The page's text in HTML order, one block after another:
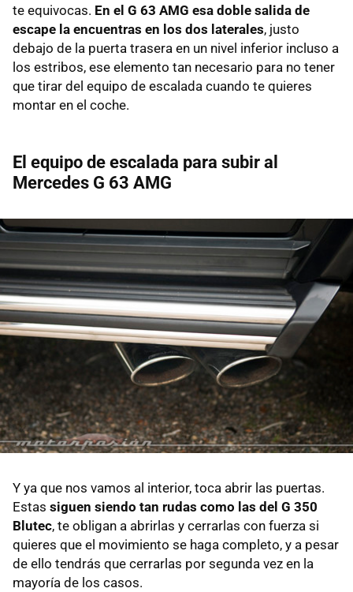
te equivocas. En el G 63 AMG esa doble salida de
escape la encuentras en los dos laterales, justo
debajo de la puerta trasera en un nivel inferior incluso a
los estribos, ese elemento tan necesario para no tener
que tirar del equipo de escalada cuando te quieres
montar en el coche.
El equipo de escalada para subir al
Mercedes G 63 AMG
Y ya que nos vamos al interior, toca abrir las puertas.
Estas siguen siendo tan rudas como las del G 350
Blutec, te obligan a abrirlas y cerrarlas con fuerza si
quieres que el movimiento se haga completo, y a pesar
de ello tendrás que cerrarlas por segunda vez en la
mayoría de los casos.